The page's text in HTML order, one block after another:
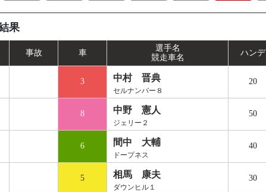
果
事故 車
選手名
競走車名
ハンデ
3 中村 晋典
セルナンバー８
20
8 中野 憲人
ジェリー２
50
6 間中 大輔
ドープネス
40
5 相馬 康夫
ダウンヒル１
30